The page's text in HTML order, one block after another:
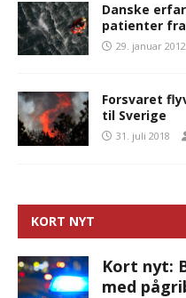
Danske
patienter
29. januar 2012
Forsvaret
til Sverige
31. juli 2018
KORT NYT
Kort nyt:
med